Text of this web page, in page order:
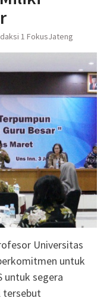
1 FokusJateng
Universitas
untuk
untuk segera
tersebut